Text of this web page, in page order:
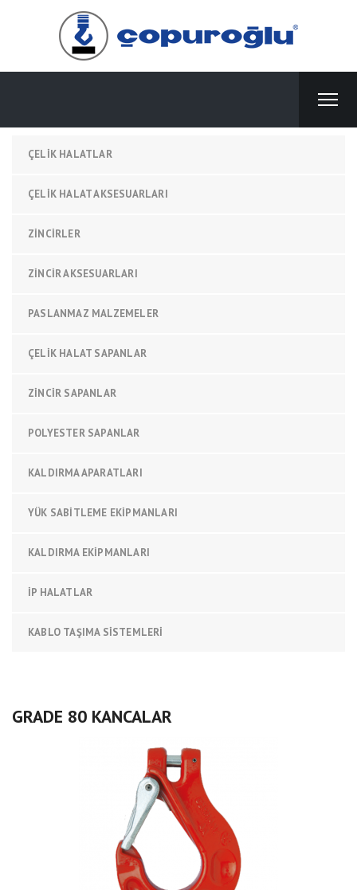
ÇELIK HALATLAR
ÇELIK HALAT AKSESUARLARI
ZINCIRLER
ZINCIR AKSESUARLARI
PASLANMAZ MALZEMELER
ÇELIK HALAT SAPANLAR
ZINCIR SAPANLAR
POLYESTER SAPANLAR
KALDIRMA APARATLARI
YÜK SABITLEME EKIPMANLARI
KALDIRMA EKIPMANLARI
İP HALATLAR
KABLO TAŞIMA SISTEMLERI
GRADE 80 KANCALAR